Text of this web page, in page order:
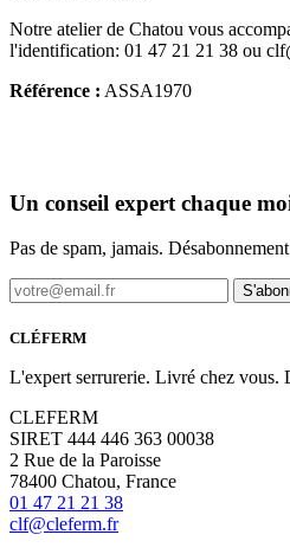
Notre atelier de Chatou vous
l'identification: 01 47 21 21 38 ou
Référence : ASSA1970
Un conseil expert chaque
Pas de spam, jamais.
CLÉFERM
L'expert serrurerie. Livré chez vous.
CLEFERM
SIRET 444 446 363 00038
2 Rue de la Paroisse
78400 Chatou, France
01 47 21 21 38
clf@cleferm.fr